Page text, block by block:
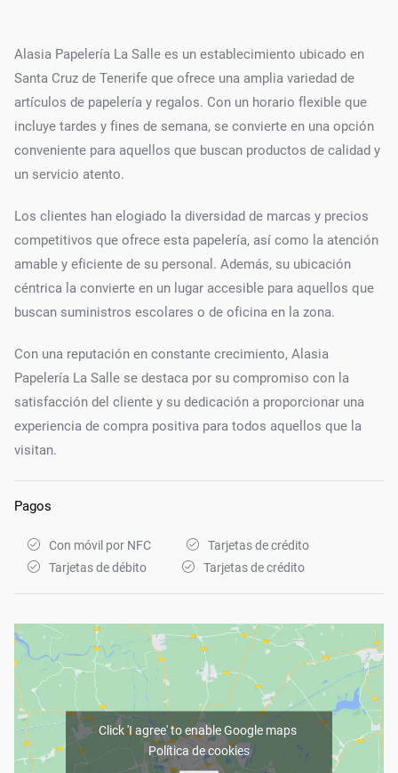
Alasia Papelería La Salle es un establecimiento ubicado en
Santa Cruz de Tenerife que ofrece una amplia variedad de
artículos de papelería y regalos. Con un horario flexible que
incluye tardes y fines de semana, se convierte en una opción
conveniente para aquellos que buscan productos de calidad y
un servicio atento.
Los clientes han elogiado la diversidad de marcas y precios
competitivos que ofrece esta papelería, así como la atención
amable y eficiente de su personal. Además, su ubicación
céntrica la convierte en un lugar accesible para aquellos que
buscan suministros escolares o de oficina en la zona.
Con una reputación en constante crecimiento, Alasia
Papelería La Salle se destaca por su compromiso con la
satisfacción del cliente y su dedicación a proporcionar una
experiencia de compra positiva para todos aquellos que la
visitan.
Pagos
Con móvil por NFC
Tarjetas de crédito
Tarjetas de débito
Tarjetas de crédito
Click 'I agree' to enable Google maps
Política de cookies